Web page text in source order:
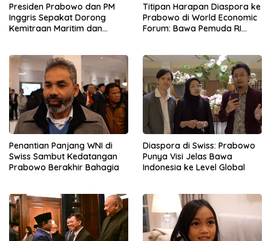
Presiden Prabowo dan PM
Inggris Sepakat Dorong
Kemitraan Maritim dan
Titipan Harapan Diaspora ke
Prabowo di World Economic
Forum: Bawa Pemuda RI
Penantian Panjang WNI di
Swiss Sambut Kedatangan
Prabowo Berakhir Bahagia
Diaspora di Swiss: Prabowo
Punya Visi Jelas Bawa
Indonesia ke Level Global